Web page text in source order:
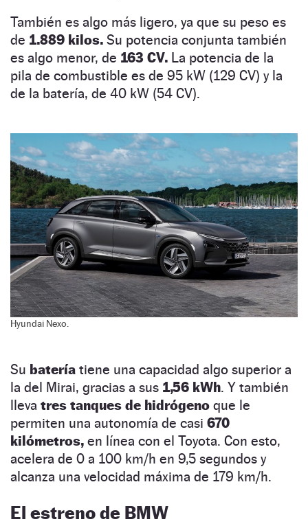
También es algo más ligero, ya que su peso es
de 1.889 kilos. Su potencia conjunta también
es algo menor, de 163 CV. La potencia de la
pila de combustible es de 95 kW (129 CV) y la
de la batería, de 40 kW (54 CV).
Hyundai Nexo.
Su batería tiene una capacidad algo superior a
la del Mirai, gracias a sus 1,56 kWh. Y también
lleva tres tanques de hidrógeno que le
permiten una autonomía de casi 670
kilómetros, en línea con el Toyota. Con esto,
acelera de 0 a 100 km/h en 9,5 segundos y
alcanza una velocidad máxima de 179 km/h.
El estreno de BMW